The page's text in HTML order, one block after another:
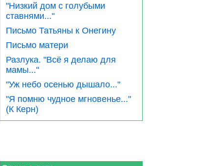
"Низкий дом с голубыми
ставнями..."
Письмо Татьяны к Онегину
Письмо матери
Разлука. "Всё я делаю для
мамы..."
"Уж небо осенью дышало..."
"Я помню чудное мгновенье..."
(К Керн)